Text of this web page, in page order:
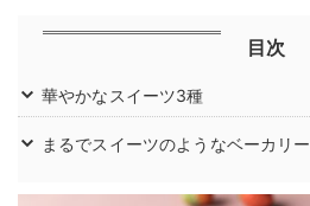
目次
華やかなスイーツ3種
まるでスイーツのようなベーカリー